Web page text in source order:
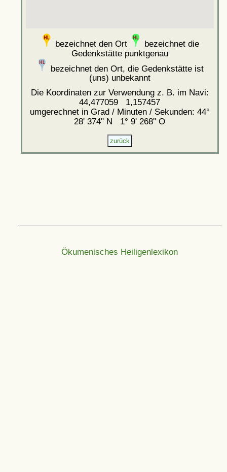
bezeichnet den Ort
bezeichnet die
Gedenkstätte punktgenau
bezeichnet den Ort, die Gedenkstätte ist
(uns) unbekannt
Die Koordinaten zur Verwendung z. B. im Navi:
44,477059 1,157457
umgerechnet in Grad / Minuten / Sekunden: 44°
28' 374'' N 1° 9' 268'' O
Ökumenisches Heiligenlexikon